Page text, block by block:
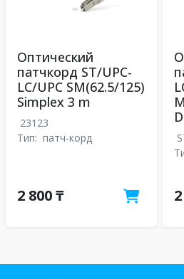
Оптический
патчкорд ST/UPC-
LC/UPC SM(62.5/125)
Simplex 3 m
23123
Тип: патч-корд
2 800 ₸